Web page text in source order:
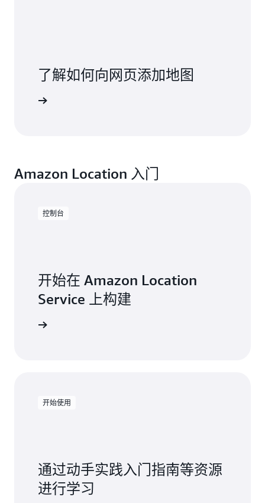
了解如何向网页添加地图
Amazon Location 入门
控制台
开始在 Amazon Location
Service 上构建
开始使用
通过动手实践入门指南等资源
进行学习